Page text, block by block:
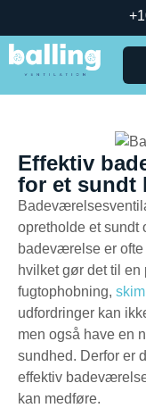
Effektiv
for et sundt
opretholde et sundt
badeværelse er ofte
hvilket gør det til
fugtophobning,
udfordringer kan
men også have en
sundhed. Derfor er
effektiv
kan medføre.